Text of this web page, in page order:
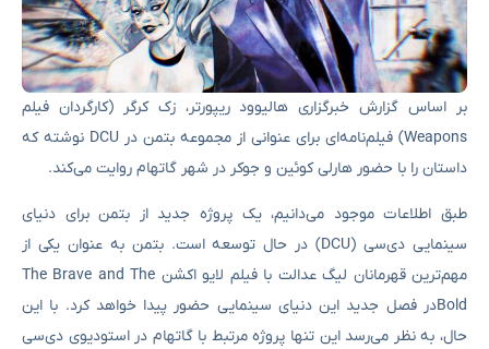
بر اساس گزارش خبرگزاری هالیوود ریپورتر، زک کرگر (کارگردان فیلم
Weapons) فیلم‌نامه‌ای برای عنوانی از مجموعه بتمن در DCU نوشته که
داستان را با حضور هارلی کوئین و جوکر در شهر گاتهام روایت می‌کند.
طبق اطلاعات موجود می‌دانیم، یک پروژه جدید از بتمن برای دنیای
سینمایی دی‌سی (DCU) در حال توسعه است. بتمن به عنوان یکی از
مهم‌ترین قهرمانان لیگ عدالت با فیلم لایو اکشن The Brave and The
Boldدر فصل جدید این دنیای سینمایی حضور پیدا خواهد کرد. با این
حال، به نظر می‌رسد این تنها پروژه مرتبط با گاتهام در استودیوی دی‌سی